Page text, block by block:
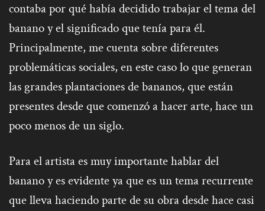
contaba por qué había decidido trabajar el tema del
banano y el significado que tenía para él.
Principalmente, me cuenta sobre diferentes
problemáticas sociales, en este caso lo que generan
las grandes plantaciones de bananos, que están
presentes desde que comenzó a hacer arte, hace un
poco menos de un siglo.
Para el artista es muy importante hablar del
banano y es evidente ya que es un tema recurrente
que lleva haciendo parte de su obra desde hace casi